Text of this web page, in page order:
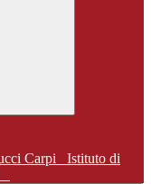
Istituto di